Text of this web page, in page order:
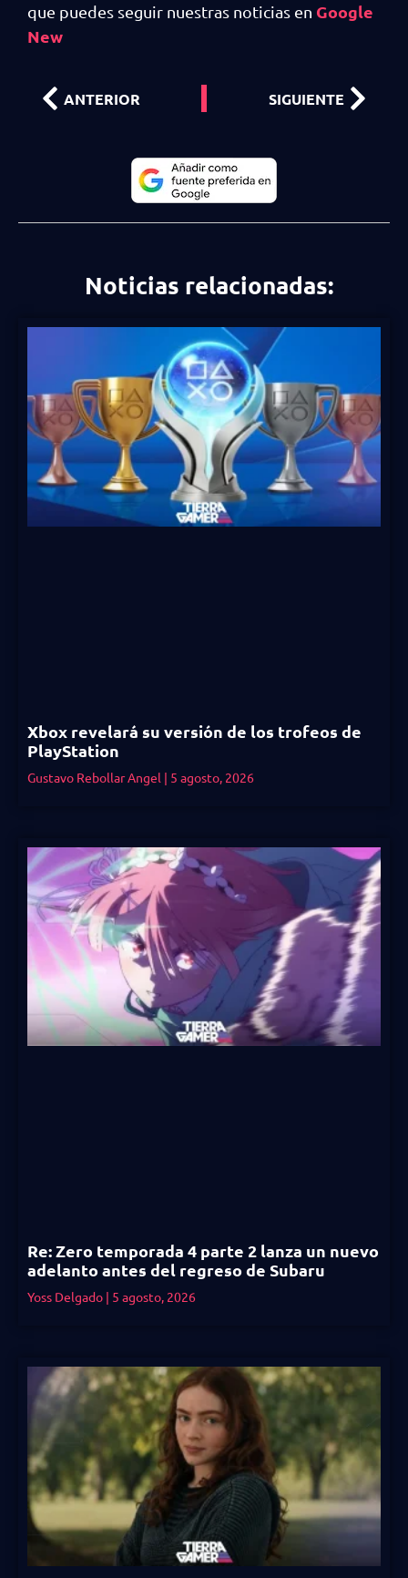
que puedes seguir nuestras noticias en Google
New
ANTERIOR SIGUIENTE
Noticias relacionadas:
Xbox revelará su versión de los trofeos de
PlayStation
Gustavo Rebollar Angel 5 agosto, 2026
Re: Zero temporada 4 parte 2 lanza un nuevo
adelanto antes del regreso de Subaru
Yoss Delgado 5 agosto, 2026